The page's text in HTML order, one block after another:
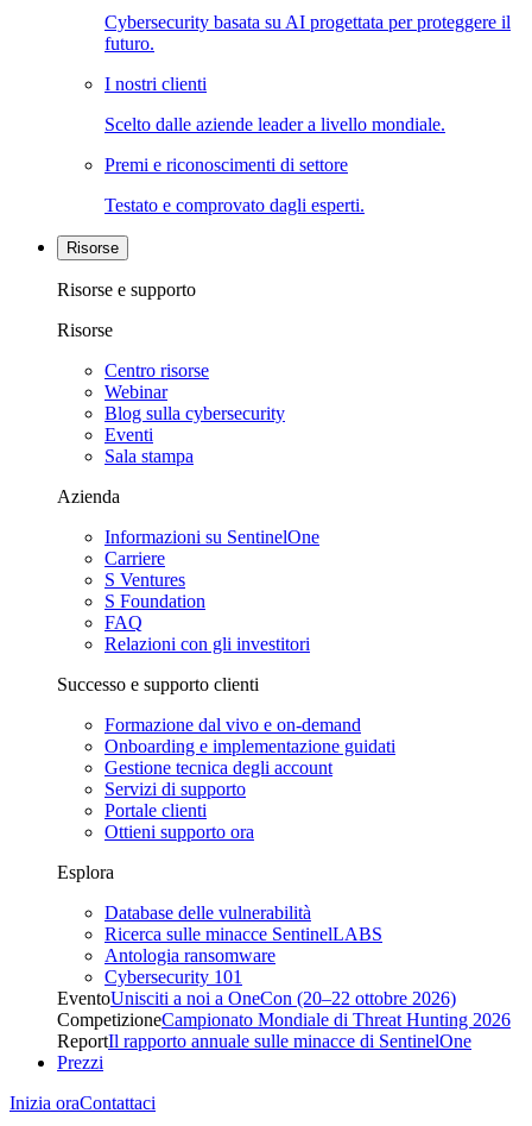
Cybersecurity basata su AI progettata per proteggere il
futuro.
I nostri clienti
Scelto dalle aziende leader a livello mondiale.
Premi e riconoscimenti di settore
Testato e comprovato dagli esperti.
Risorse
Risorse e supporto
Risorse
Centro risorse
Webinar
Blog sulla cybersecurity
Eventi
Sala stampa
Azienda
Informazioni su SentinelOne
Carriere
S Ventures
S Foundation
FAQ
Relazioni con gli investitori
Successo e supporto clienti
Formazione dal vivo e on-demand
Onboarding e implementazione guidati
Gestione tecnica degli account
Servizi di supporto
Portale clienti
Ottieni supporto ora
Esplora
Database delle vulnerabilità
Ricerca sulle minacce SentinelLABS
Antologia ransomware
Cybersecurity 101
EventoUnisciti a noi a OneCon (20–22 ottobre 2026)
CompetizioneCampionato Mondiale di Threat Hunting 2026
ReportIl rapporto annuale sulle minacce di SentinelOne
Prezzi
Inizia oraContattaci